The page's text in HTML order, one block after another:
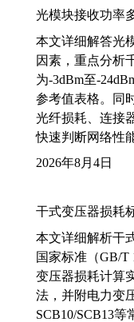
光模块接收功率
本文详细解答光
因素，重点分析
为-3dBm至-
参考值表格。同
光纤损耗、连接
快速判断网络性
2026年8月4日
干式变压器损耗
本文详细解析干
国家标准（GB/T
变压器损耗计算
法，并附电力变
SCB10/SCB13